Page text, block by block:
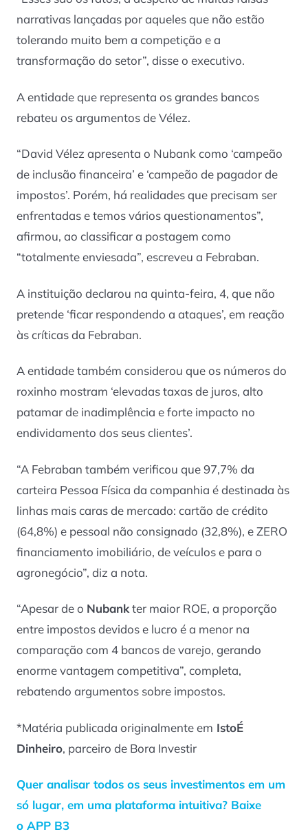
narrativas lançadas por aqueles que não estão
tolerando muito bem a competição e a
transformação do setor”, disse o executivo.
A entidade que representa os grandes bancos
rebateu os argumentos de Vélez.
“David Vélez apresenta o Nubank como ‘campeão
de inclusão financeira’ e ‘campeão de pagador de
impostos’. Porém, há realidades que precisam ser
enfrentadas e temos vários questionamentos”,
afirmou, ao classificar a postagem como
“totalmente enviesada”, escreveu a Febraban.
A instituição declarou na quinta-feira, 4, que não
pretende ‘ficar respondendo a ataques’, em reação
às críticas da Febraban.
A entidade também considerou que os números do
roxinho mostram ‘elevadas taxas de juros, alto
patamar de inadimplência e forte impacto no
endividamento dos seus clientes’.
“A Febraban também verificou que 97,7% da
carteira Pessoa Física da companhia é destinada às
linhas mais caras de mercado: cartão de crédito
(64,8%) e pessoal não consignado (32,8%), e ZERO
financiamento imobiliário, de veículos e para o
agronegócio”, diz a nota.
“Apesar de o Nubankter maior ROE, a proporção
entre impostos devidos e lucro é a menor na
comparação com 4 bancos de varejo, gerando
enorme vantagem competitiva”, completa,
rebatendo argumentos sobre impostos.
*Matéria publicada originalmente em IstoÉ
Dinheiro, parceiro de Bora Investir
Quer analisar todos os seus investimentos em um
só lugar, em uma plataforma intuitiva? Baixe
o APP B3